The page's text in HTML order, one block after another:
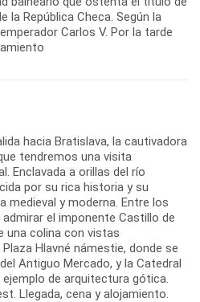
la República Checa. Según la
Carlos V. Por la tarde
hacia Bratislava, la cautivadora
tendremos una visita
Enclavada a orillas del río
por su rica historia y su
medieval y moderna. Entre los
el imponente Castillo de
una colina con vistas
Hlavné námestie, donde se
Antiguo Mercado, y la Catedral
de arquitectura gótica.
Llegada, cena y alojamiento.